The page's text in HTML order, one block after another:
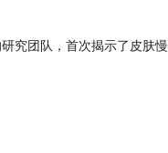
究团队，首次揭示了皮肤